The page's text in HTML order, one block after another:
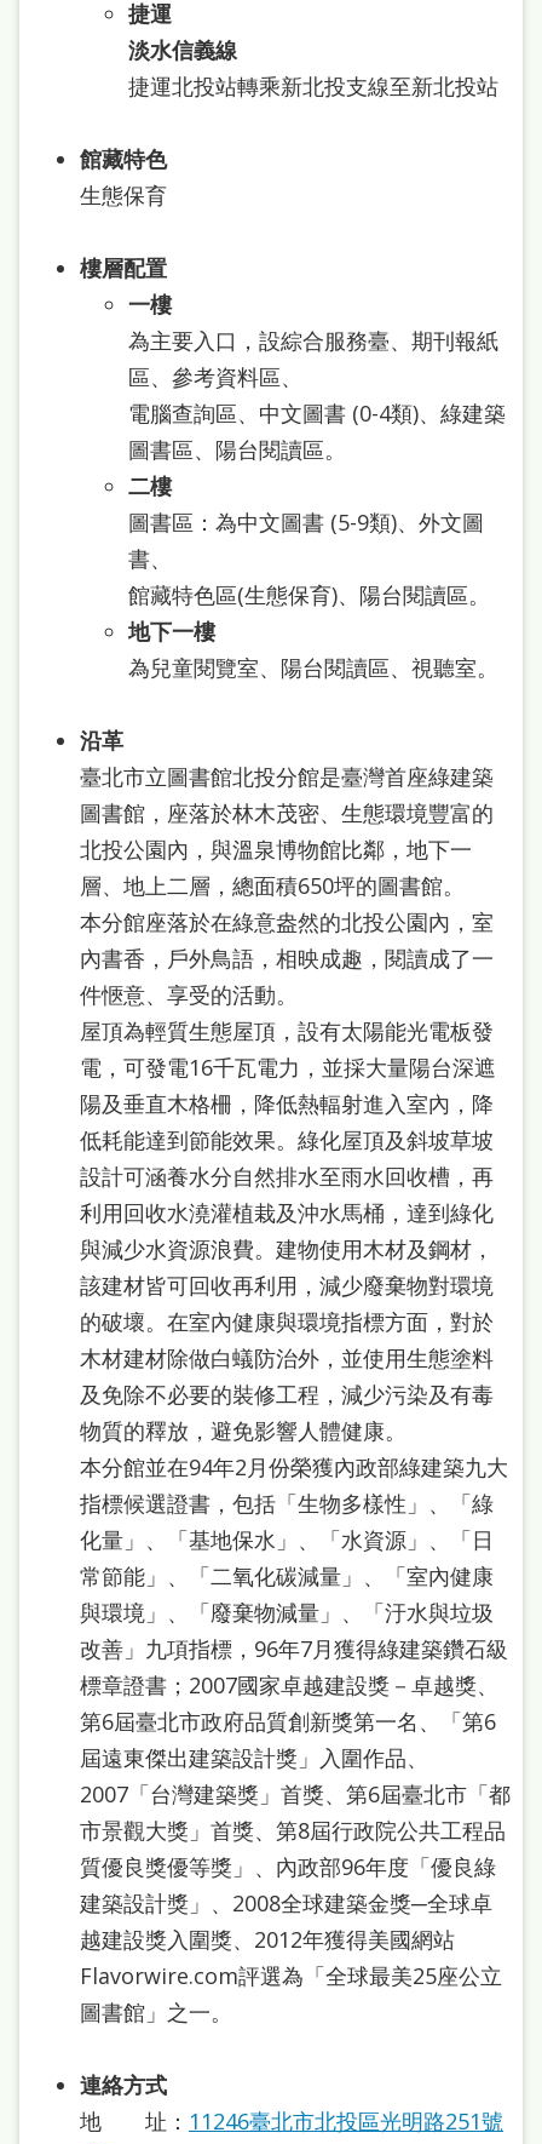
捷運
淡水信義線
捷運北投站轉乘新北投支線至新北投站
館藏特色
生態保育
樓層配置
一樓
為主要入口，設綜合服務臺、期刊報紙
區、參考資料區、
電腦查詢區、中文圖書 (0-4類)、綠建築
圖書區、陽台閱讀區。
二樓
圖書區：為中文圖書 (5-9類)、外文圖
書、
館藏特色區(生態保育)、陽台閱讀區。
地下一樓
為兒童閱覽室、陽台閱讀區、視聽室。
沿革
臺北市立圖書館北投分館是臺灣首座綠建築
圖書館，座落於林木茂密、生態環境豐富的
北投公園內，與溫泉博物館比鄰，地下一
層、地上二層，總面積650坪的圖書館。
本分館座落於在綠意盎然的北投公園內，室
內書香，戶外鳥語，相映成趣，閱讀成了一
件愜意、享受的活動。
屋頂為輕質生態屋頂，設有太陽能光電板發
電，可發電16千瓦電力，並採大量陽台深遮
陽及垂直木格柵，降低熱輻射進入室內，降
低耗能達到節能效果。綠化屋頂及斜坡草坡
設計可涵養水分自然排水至雨水回收槽，再
利用回收水澆灌植栽及沖水馬桶，達到綠化
與減少水資源浪費。建物使用木材及鋼材，
該建材皆可回收再利用，減少廢棄物對環境
的破壞。在室內健康與環境指標方面，對於
木材建材除做白蟻防治外，並使用生態塗料
及免除不必要的裝修工程，減少污染及有毒
物質的釋放，避免影響人體健康。
本分館並在94年2月份榮獲內政部綠建築九大
指標候選證書，包括「生物多樣性」、「綠
化量」、「基地保水」、「水資源」、「日
常節能」、「二氧化碳減量」、「室內健康
與環境」、「廢棄物減量」、「汙水與垃圾
改善」九項指標，96年7月獲得綠建築鑽石級
標章證書；2007國家卓越建設獎－卓越獎、
第6屆臺北市政府品質創新獎第一名、「第6
屆遠東傑出建築設計獎」入圍作品、
2007「台灣建築獎」首獎、第6屆臺北市「都
市景觀大獎」首獎、第8屆行政院公共工程品
質優良獎優等獎」、內政部96年度「優良綠
建築設計獎」、2008全球建築金獎─全球卓
越建設獎入圍獎、2012年獲得美國網站
Flavorwire.com評選為「全球最美25座公立
圖書館」之一。
連絡方式
地 址： 11246臺北市北投區光明路251號